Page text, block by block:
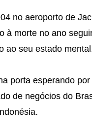
no aeroporto de
à morte no ano
ao seu estado
porta esperando
de negócios do